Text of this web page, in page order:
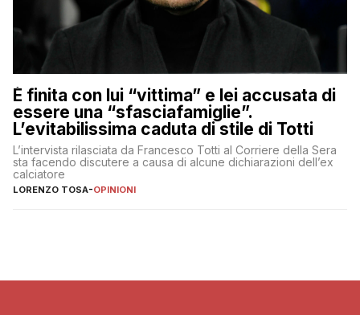
È finita con lui “vittima” e lei accusata di
essere una “sfasciafamiglie”.
L’evitabilissima caduta di stile di Totti
L’intervista rilasciata da Francesco Totti al Corriere della Sera
sta facendo discutere a causa di alcune dichiarazioni dell’ex
calciatore
LORENZO TOSA-OPINIONI